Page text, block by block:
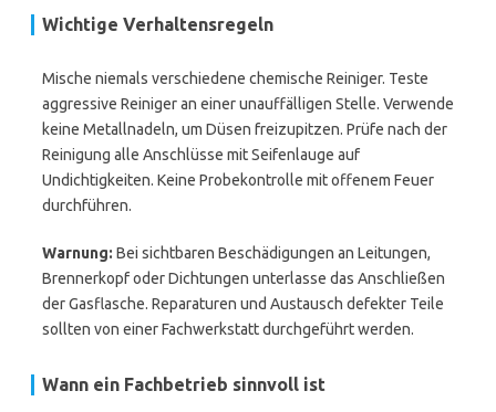
Wichtige Verhaltensregeln
Mische niemals verschiedene chemische Reiniger. Teste
aggressive Reiniger an einer unauffälligen Stelle. Verwende
keine Metallnadeln, um Düsen freizupitzen. Prüfe nach der
Reinigung alle Anschlüsse mit Seifenlauge auf
Undichtigkeiten. Keine Probekontrolle mit offenem Feuer
durchführen.
Warnung: Bei sichtbaren Beschädigungen an Leitungen,
Brennerkopf oder Dichtungen unterlasse das Anschließen
der Gasflasche. Reparaturen und Austausch defekter Teile
sollten von einer Fachwerkstatt durchgeführt werden.
Wann ein Fachbetrieb sinnvoll ist